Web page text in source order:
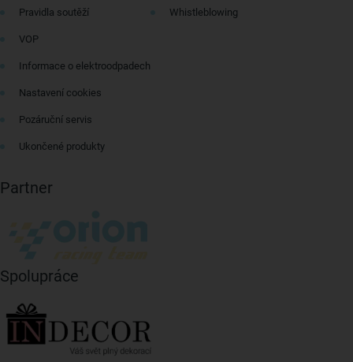
Pravidla soutěží
VOP
Informace o elektroodpadech
Nastavení cookies
Pozáruční servis
Ukončené produkty
Whistleblowing
Partner
Spolupráce